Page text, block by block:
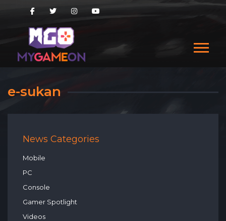
e-sukan
News Categories
Mobile
PC
Console
Gamer Spotlight
Videos